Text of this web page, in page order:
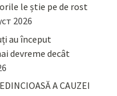
le știe pe de rost
2026
au început
devreme decât
A CAUZEI